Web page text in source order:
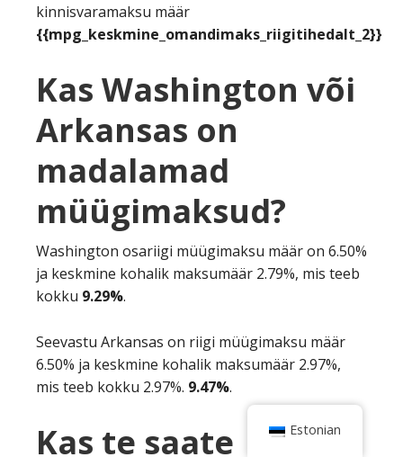
kinnisvaramaksu määr
{{mpg_keskmine_omandimaks_riigitihedalt_2}}
Kas Washington või
Arkansas on
madalamad
müügimaksud?
Washington osariigi müügimaksu määr on 6.50%
ja keskmine kohalik maksumäär 2.79%, mis teeb
kokku 9.29%.
Seevastu Arkansas on riigi müügimaksu määr
6.50% ja keskmine kohalik maksumäär 2.97%,
mis teeb kokku 2.97%. 9.47%.
Kas te saate Estonian